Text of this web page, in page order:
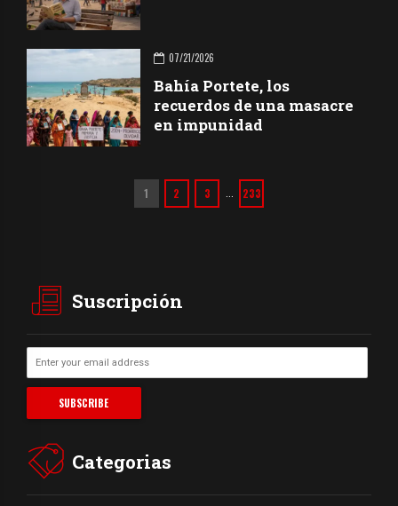
07/21/2026
Bahía Portete, los
recuerdos de una masacre
en impunidad
1 2 3 … 233
Suscripción
Categorias